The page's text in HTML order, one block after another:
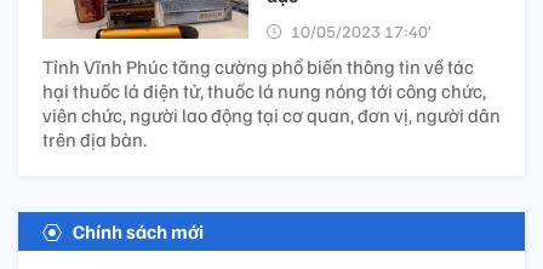
10/05/2023 17:40’
Tỉnh Vĩnh Phúc tăng cường phổ biến thông tin về tác
hại thuốc lá điện tử, thuốc lá nung nóng tới công chức,
viên chức, người lao động tại cơ quan, đơn vị, người dân
trên địa bàn.
Chính sách mới